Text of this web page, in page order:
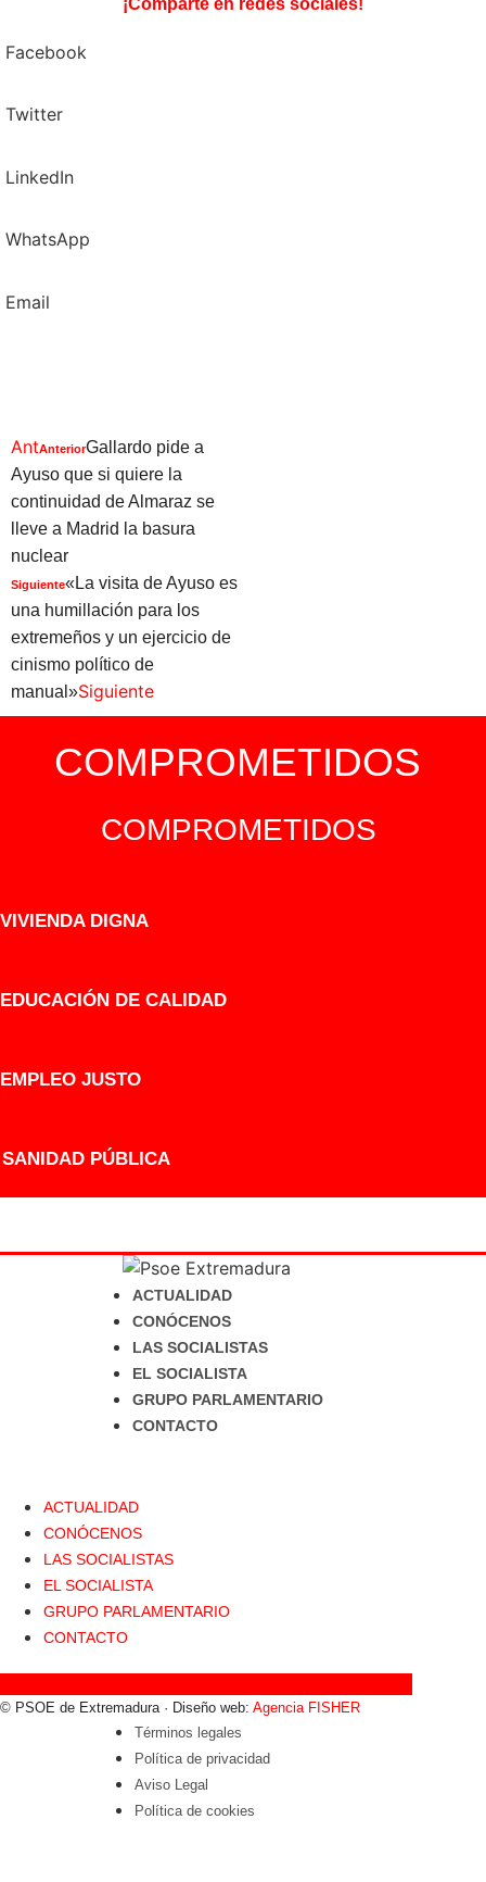
Facebook
Twitter
LinkedIn
WhatsApp
Email
AntAnteriorGallardo pide a
Ayuso que si quiere la
continuidad de Almaraz se
lleve a Madrid la basura
nuclear
Siguiente«La visita de Ayuso es
una humillación para los
extremeños y un ejercicio de
cinismo político de
manual»Siguiente
COMPROMETIDOS
COMPROMETIDOS
VIVIENDA DIGNA
EDUCACIÓN DE CALIDAD
EMPLEO JUSTO
SANIDAD PÚBLICA
ACTUALIDAD
CONÓCENOS
LAS SOCIALISTAS
EL SOCIALISTA
GRUPO PARLAMENTARIO
CONTACTO
ACTUALIDAD
CONÓCENOS
LAS SOCIALISTAS
EL SOCIALISTA
GRUPO PARLAMENTARIO
CONTACTO
© PSOE de Extremadura · Diseño web: Agencia FISHER
Términos legales
Política de privacidad
Aviso Legal
Política de cookies